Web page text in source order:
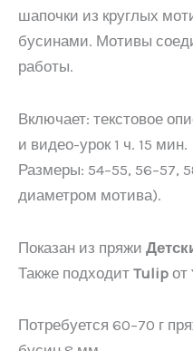
шапочки из круглых
бусинами. Мотивы
работы.
Включает: текстовое
и видео-урок 1 ч. 15 мин.
Размеры: 54–55, 56–57,
диаметром мотива).
Показан из пряжи
Также подходит Tulip от
Потребуется 60–70 г